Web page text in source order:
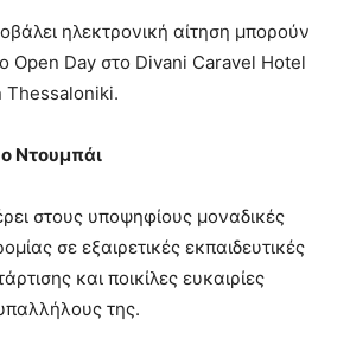
ηλεκτρονική αίτηση μπορούν
Open Day στο Divani Caravel Hotel
Thessaloniki.
Ντουμπάι
στους υποψηφίους μοναδικές
σε εξαιρετικές εκπαιδευτικές
και ποικίλες ευκαιρίες
της.